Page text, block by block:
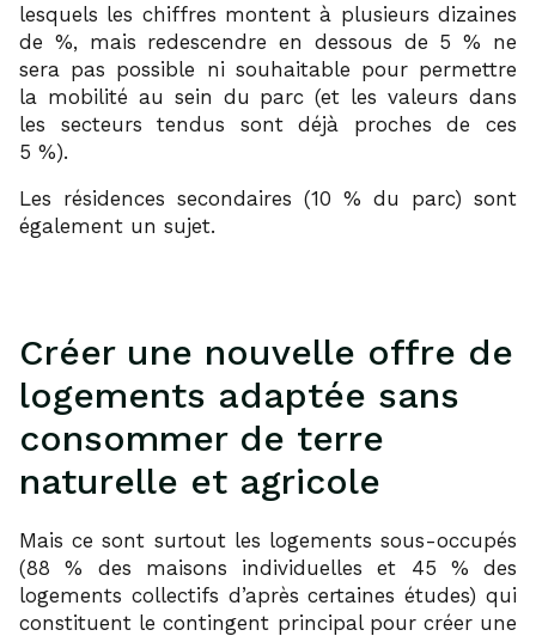
lesquels les chiffres montent à plusieurs dizaines
de %, mais redescendre en dessous de 5 % ne
sera pas possible ni souhaitable pour permettre
la mobilité au sein du parc (et les valeurs dans
les secteurs tendus sont déjà proches de ces
5 %).
Les résidences secondaires (10 % du parc) sont
également un sujet.
Créer une nouvelle offre de
logements adaptée sans
consommer de terre
naturelle et agricole
Mais ce sont surtout les logements sous-occupés
(88 % des maisons individuelles et 45 % des
logements collectifs d’après certaines études) qui
constituent le contingent principal pour créer une